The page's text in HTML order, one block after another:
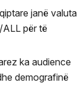
janë valuta
për të
ka audience
demografinë